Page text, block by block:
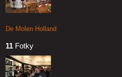
De Molen Holland
11 Fotky